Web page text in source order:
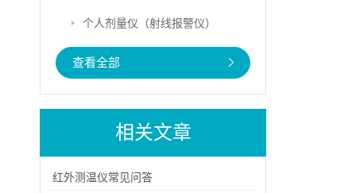
个人剂量仪（射线报警仪）
查看全部
相关文章
红外测温仪常见问答